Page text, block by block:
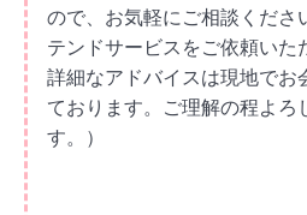
ので、お気軽にご相談くださ
テンドサービスをご依頼いた
詳細なアドバイスは現地でお
ております。ご理解の程よろ
す。）